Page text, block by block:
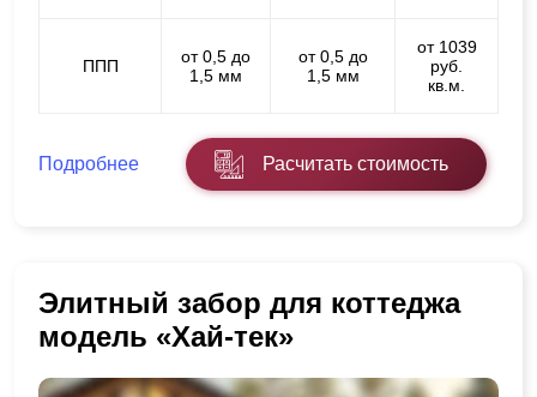
ППП
от 0,5 до
1,5 мм
от 0,5 до
1,5 мм
от 1039
руб.
кв.м.
Подробнее Расчитать стоимость
Элитный забор для коттеджа
модель «Хай-тек»